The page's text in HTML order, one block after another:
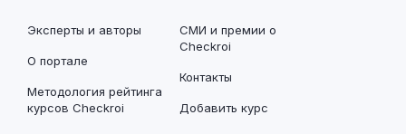
Эксперты и авторы
О портале
Методология рейтинга
курсов Checkroi
СМИ и премии о
Checkroi
Контакты
Добавить курс